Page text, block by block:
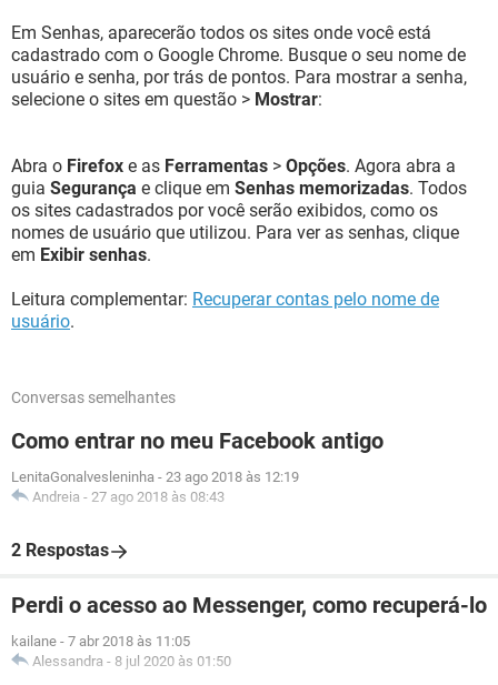
Em Senhas, aparecerão todos os sites onde você está
cadastrado com o Google Chrome. Busque o seu nome de
usuário e senha, por trás de pontos. Para mostrar a senha,
selecione o sites em questão > Mostrar:
Abra o Firefox e as Ferramentas > Opções. Agora abra a
guia Segurança e clique em Senhas memorizadas. Todos
os sites cadastrados por você serão exibidos, como os
nomes de usuário que utilizou. Para ver as senhas, clique
em Exibir senhas.
Leitura complementar: Recuperar contas pelo nome de
usuário.
Conversas semelhantes
Como entrar no meu Facebook antigo
LenitaGonalvesleninha - 23 ago 2018 às 12:19
Andreia - 27 ago 2018 às 08:43
2 Respostas
Perdi o acesso ao Messenger, como recuperá-lo
kailane - 7 abr 2018 às 11:05
Alessandra - 8 jul 2020 às 01:50